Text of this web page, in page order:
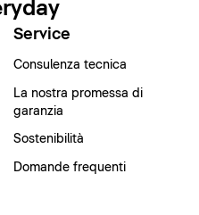
Service
Consulenza tecnica
La nostra promessa di
garanzia
Sostenibilità
Domande frequenti